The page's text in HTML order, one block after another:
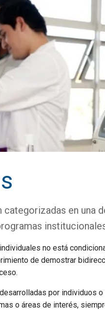
categorizadas en una
no está
de demostrar
por individuos
o áreas de interés,